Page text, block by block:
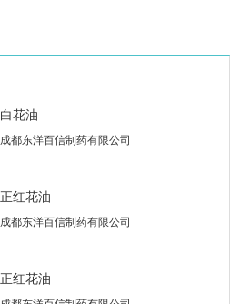
白花油
成都东洋百信制药有限公司
正红花油
成都东洋百信制药有限公司
正红花油